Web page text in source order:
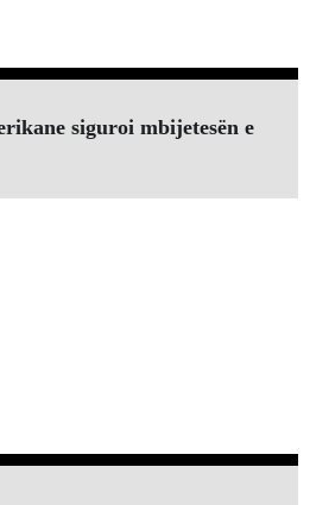
siguroi mbijetesën e